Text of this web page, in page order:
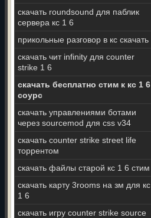
скачать roundsound для паблик
сервера кс 1 6
прикольные разговор в кс скачать
скачать чит infinity для counter
strike 1 6
скачать бесплатно стим к кс 1 6
соурс
скачать управлениями ботами
через sourcemod для css v34
скачать counter strike street life
торрентом
скачать файлы старой кс 1 6 стим
скачать карту 3rooms на зм для кс
1 6
скачать игру counter strike source